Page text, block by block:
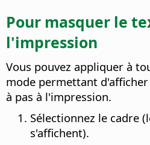
Pour masquer le
l'impression
Vous pouvez appliquer à
mode permettant
à pas à l'impression.
Sélectionnez le cadre
s'affichent).